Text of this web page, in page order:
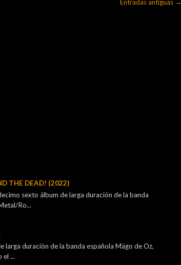
Entradas antiguas →
THE DEAD! (2022)
sexto álbum de larga duración de la banda
Ro...
duración de la banda española Mägo de Oz,
el ...